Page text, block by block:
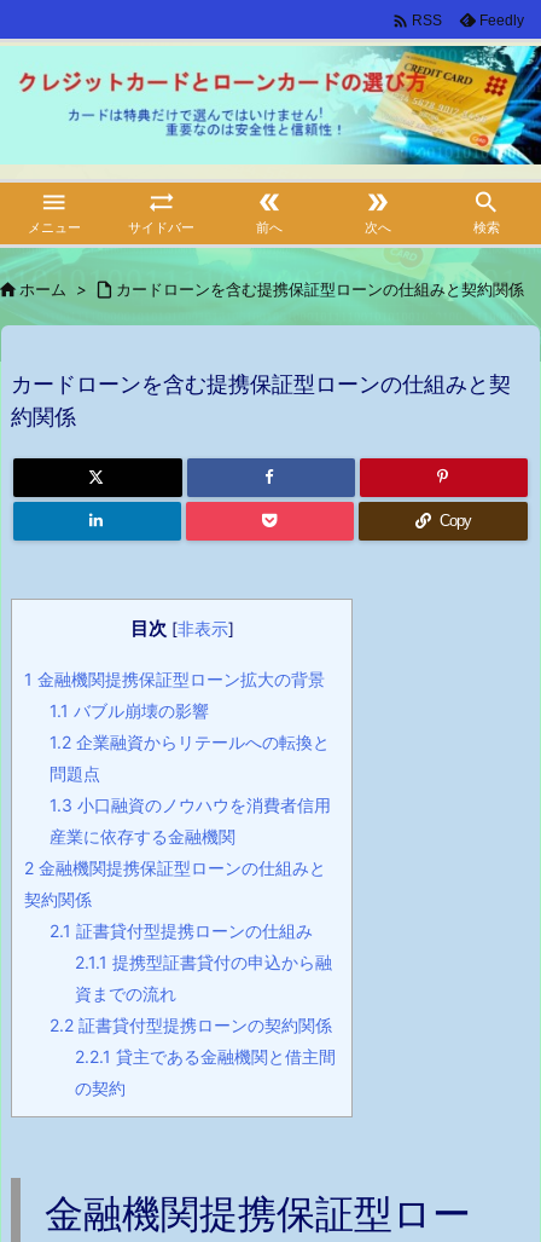

メニュー

サイドバー

前へ

次へ

検索
 RSS Feedly
ホーム >  カードローンを含む提携保証型ローンの仕組みと契約関係
カードローンを含む提携保証型ローンの仕組みと契
約関係
Copy
目次 [非表示]
1 金融機関提携保証型ローン拡大の背景
1.1 バブル崩壊の影響
1.2 企業融資からリテールへの転換と
問題点
1.3 小口融資のノウハウを消費者信用
産業に依存する金融機関
2 金融機関提携保証型ローンの仕組みと
契約関係
2.1 証書貸付型提携ローンの仕組み
2.1.1 提携型証書貸付の申込から融
資までの流れ
2.2 証書貸付型提携ローンの契約関係
2.2.1 貸主である金融機関と借主間
の契約
金融機関提携保証型ロー